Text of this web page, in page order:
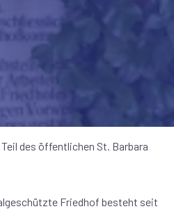
des öffentlichen St. Barbara
Friedhof besteht seit